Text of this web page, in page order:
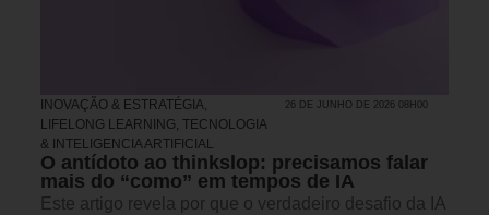
INOVAÇÃO & ESTRATÉGIA,
LIFELONG LEARNING, TECNOLOGIA
& INTELIGENCIA ARTIFICIAL
26 DE JUNHO DE 2026 08H00
O antídoto ao thinkslop: precisamos falar
mais do “como” em tempos de IA
Este artigo revela por que o verdadeiro desafio da IA